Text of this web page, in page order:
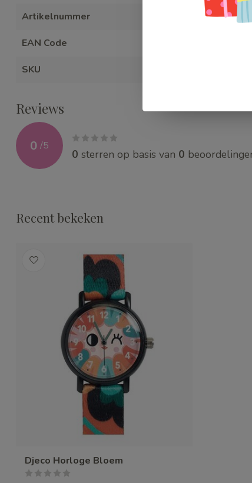
Artikelnummer
EAN Code
SKU
Reviews
0 /5
0 sterren op basis van 0
Recent bekeken
Djeco Horloge Bloem